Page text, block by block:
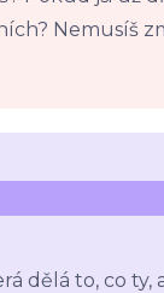
Nemusíš
dělá to, co